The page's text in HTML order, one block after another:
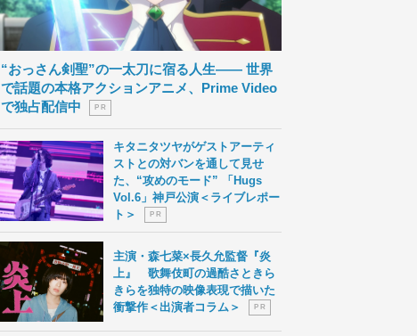
“おっさん剣聖”の一太刀に宿る人生―― 世界
で話題の本格アクションアニメ、Prime Video
で独占配信中
P R
キタニタツヤがゲストアーティ
ストとの対バンを通して見せ
た、“攻めのモード” 「Hugs
Vol.6」神戸公演＜ライブレポー
ト＞
P R
主演・森七菜×長久允監督『炎
上』 歌舞伎町の過酷さときら
きらを独特の映像表現で描いた
衝撃作＜出演者コラム＞
P R